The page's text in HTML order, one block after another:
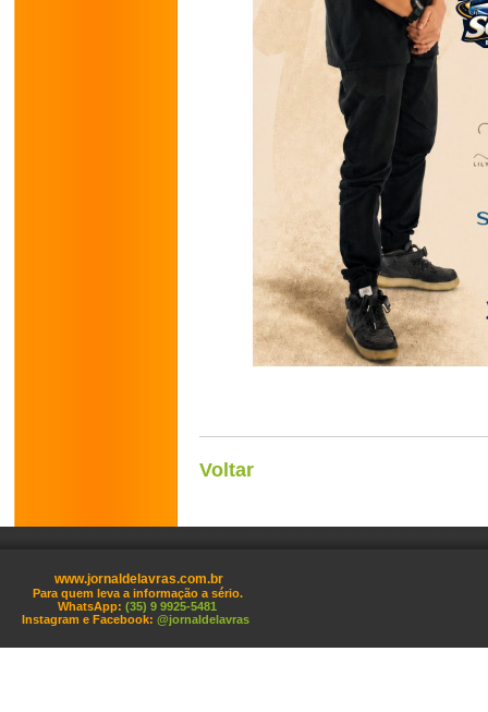
Voltar
www.jornaldelavras.com.br
Para quem leva a informação a sério.
WhatsApp: (35) 9 9925-5481
Instagram e Facebook: @jornaldelavras